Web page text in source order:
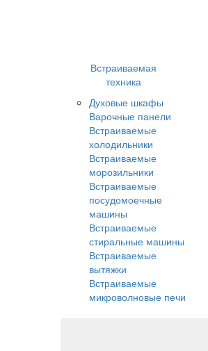
Встраиваемая
техника
Духовые шкафы
Варочные панели
Встраиваемые
холодильники
Встраиваемые
морозильники
Встраиваемые
посудомоечные
машины
Встраиваемые
стиральные машины
Встраиваемые
вытяжки
Встраиваемые
микроволновые печи